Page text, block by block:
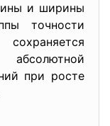
и ширины
точности
при росте